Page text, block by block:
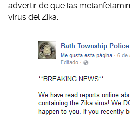
advertir de que las
virus del Zika.